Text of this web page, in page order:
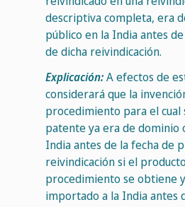
descriptiva completa, era
público en la India antes
de dicha reivindicación.
Explicación:A efectos de
considerará que la
procedimiento para el cual
patente ya era de dominio
India antes de la fecha de
reivindicación si el
procedimiento se obtiene
importado a la India antes